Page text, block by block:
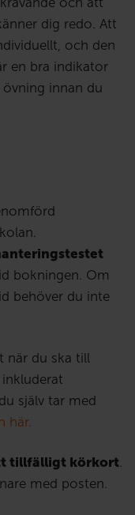
dig redo. Att
och den
en bra indikator
innan du
bokningen. Om
behöver du inte
när du ska till
själv tar med
här.
tillfälligt körkort.
med posten.